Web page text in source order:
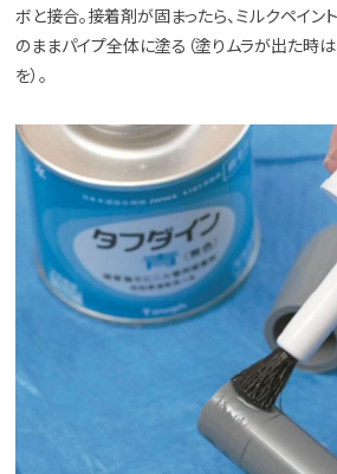
ボと接合。接着剤が固まったら、ミルクペイン
のままパイプ全体に塗る（塗りムラが出た時
を）。